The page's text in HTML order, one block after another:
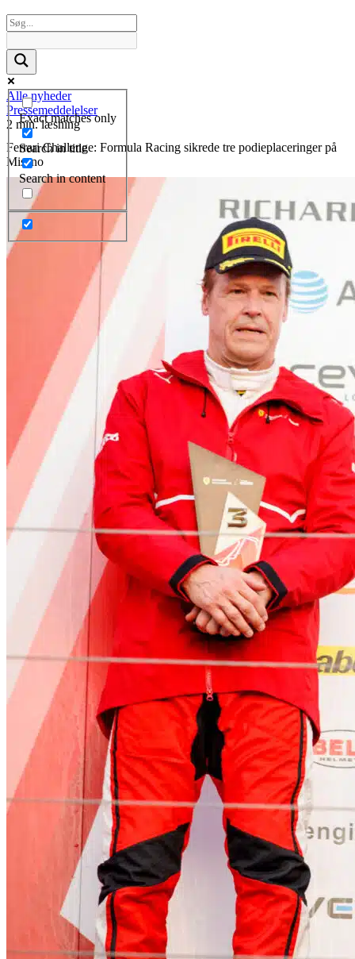
Exact matches only
Search in title
Search in content
Alle nyheder
Pressemeddelelser
2 min. læsning
Ferrari Challenge: Formula Racing sikrede tre podieplaceringer på
Misano